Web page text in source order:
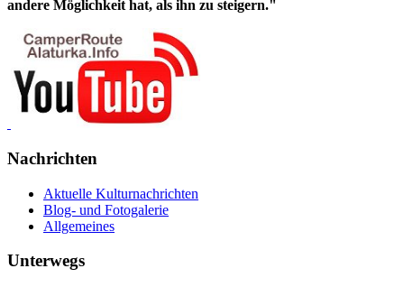
andere Möglichkeit hat, als ihn zu steigern."
Nachrichten
Aktuelle Kulturnachrichten
Blog- und Fotogalerie
Allgemeines
Unterwegs